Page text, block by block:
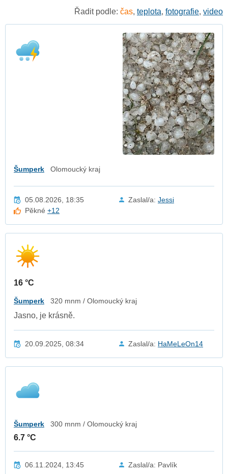
Řadit podle: čas, teplota, fotografie, video
Šumperk Olomoucký kraj
05.08.2026, 18:35 Zaslal/a: Jessi
Pěkné+12
16 °C
Šumperk 320 mnm / Olomoucký kraj
Jasno, je krásně.
20.09.2025, 08:34 Zaslal/a: HaMeLeOn14
Šumperk 300 mnm / Olomoucký kraj
6.7 °C
06.11.2024, 13:45 Zaslal/a: Pavlík